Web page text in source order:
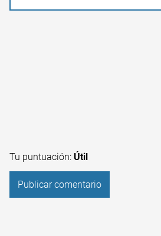
Tu puntuación: Útil